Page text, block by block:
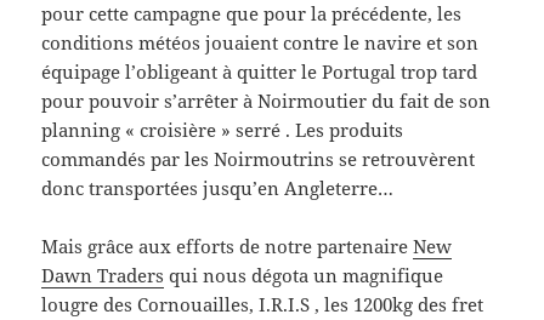
pour cette campagne que pour la précédente, les
conditions météos jouaient contre le navire et son
équipage l’obligeant à quitter le Portugal trop tard
pour pouvoir s’arrêter à Noirmoutier du fait de son
planning « croisière » serré . Les produits
commandés par les Noirmoutrins se retrouvèrent
donc transportées jusqu’en Angleterre…
Mais grâce aux efforts de notre partenaireNew
Dawn Traders qui nous dégota un magnifique
lougre des Cornouailles, I.R.I.S , les 1200kg des fret